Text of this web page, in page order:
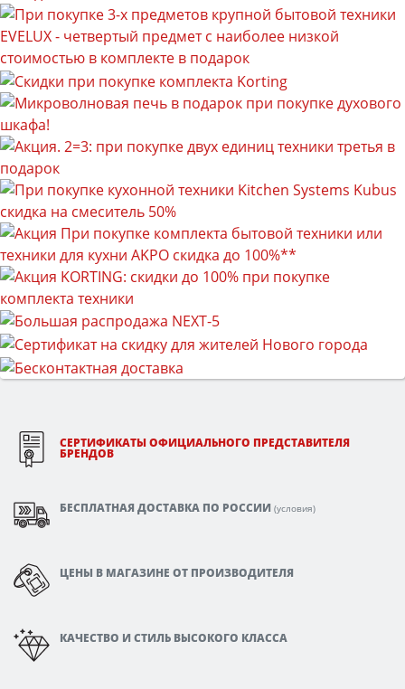
СЕРТИФИКАТЫ ОФИЦИАЛЬНОГО ПРЕДСТАВИТЕЛЯ
БРЕНДОВ
БЕСПЛАТНАЯ ДОСТАВКА ПО РОССИИ (условия)
ЦЕНЫ В МАГАЗИНЕ ОТ ПРОИЗВОДИТЕЛЯ
КАЧЕСТВО И СТИЛЬ ВЫСОКОГО КЛАССА